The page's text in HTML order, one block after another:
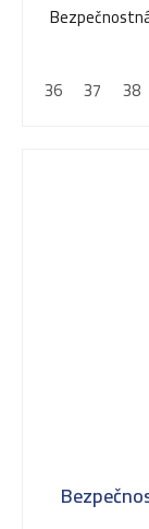
Bezpečnostná
36
37 38